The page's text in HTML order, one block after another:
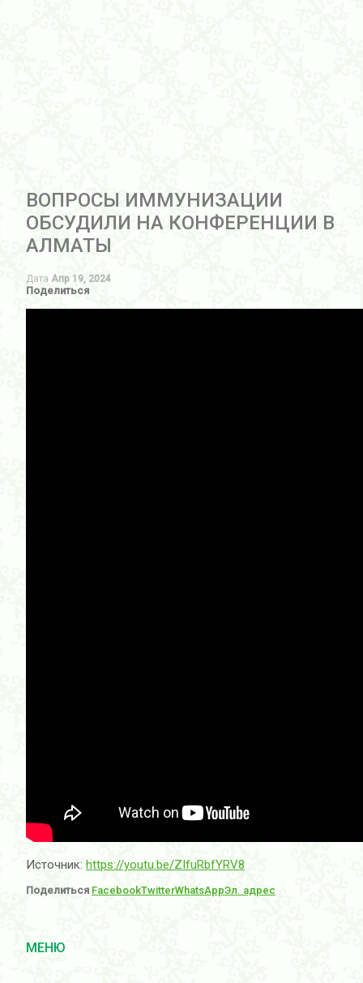
ВОПРОСЫ ИММУНИЗАЦИИ
ОБСУДИЛИ НА КОНФЕРЕНЦИИ В
АЛМАТЫ
Дата Апр 19, 2024
Поделиться
Источник: https://youtu.be/ZIfuRbfYRV8
Поделиться FacebookTwitterWhatsAppЭл. адрес
МЕНЮ